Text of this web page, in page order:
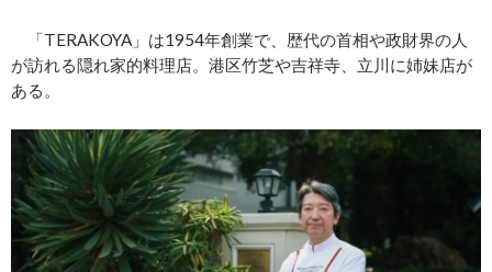
「TERAKOYA」は1954年創業で、歴代の首相や政財界の人
が訪れる隠れ家的料理店。港区竹芝や吉祥寺、立川に姉妹店が
ある。